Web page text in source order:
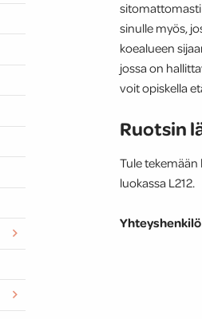
sinulle myös,
koealueen
jossa on
voit opiskella
Ruotsin
Tule tekemään
luokassa L212.